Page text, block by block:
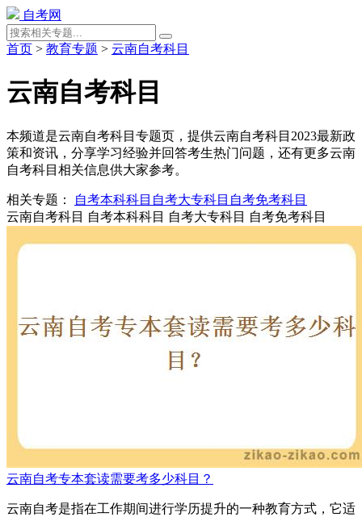
自考网
首页 > 教育专题 > 云南自考科目
云南自考科目
本频道是云南自考科目专题页，提供云南自考科目2023最新政
策和资讯，分享学习经验并回答考生热门问题，还有更多云南
自考科目相关信息供大家参考。
相关专题： 自考本科科目 自考大专科目 自考免考科目
云南自考科目 自考本科科目 自考大专科目 自考免考科目
云南自考专本套读需要考多少科目？
云南自考是指在工作期间进行学历提升的一种教育方式，它适